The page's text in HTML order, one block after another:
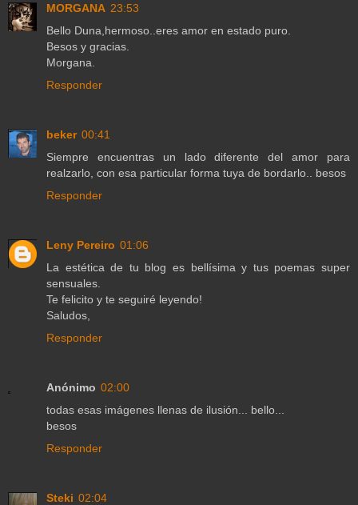
MORGANA 23:53
Bello Duna,hermoso..eres amor en estado puro.
Besos y gracias.
Morgana.
Responder
beker 00:41
Siempre encuentras un lado diferente del amor para
realzarlo, con esa particular forma tuya de bordarlo.. besos
Responder
Leny Pereiro 01:06
La estética de tu blog es bellísima y tus poemas super
sensuales.
Te felicito y te seguiré leyendo!
Saludos,
Responder
Anónimo 02:00
todas esas imágenes llenas de ilusión... bello...
besos
Responder
Steki 02:04